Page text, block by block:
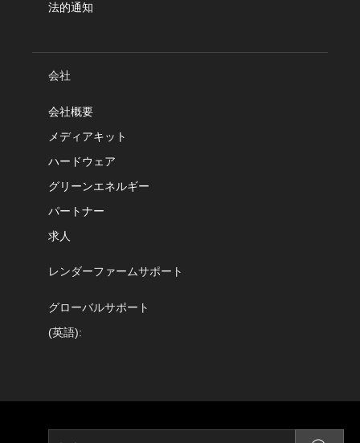
法的通知
会社
会社概要
メディアキット
ハードウェア
グリーンエネルギー
パートナー
求人
レンダーファームサポート
グローバルサポート
(英語):